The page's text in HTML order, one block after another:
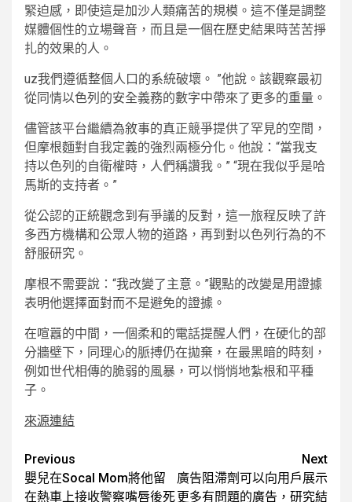
緊迫感，即使這是加沙人類痛苦的規模。這不僅是調整
媒體個性的立場聲音，而且是一個在歷史結果時苦苦掙
扎的效果的人。
uz我們遵循整個人口的系統破壞。 ”他說。該觀察最初
從同情以色列的安全義務的數字中帶來了更多的重量。
儘管該平台繼續為敘事的真正競爭提供了罕見的空間，
但摩根麵對自我定義的強烈兩極分化。他說：“當我支
持以色列的自衛權時，人們稱讚我。” “現在我似乎是哈
馬斯的支持者。”
從公認的正統觀念到有爭議的反對，這一旅程反映了許
多西方機構和公眾人物的道路，再到對以色列行為的不
舒服研究。
摩根不需要說：“我改變了主意。”觀點的改變是用證據
表明他選擇面對而不是避免的證據。
在喧囂的中間，一個柔和的電話提醒人們，在硬化的部
分牆壁下，同理心的脈搏仍在拋棄，在最黑暗的時刻，
例如世代相傳的脆弱的風暴，可以悄悄地紮根和平種
子。
來源連結
Post
navigation
Previous
嬰兒在Socal Mom將他留
在熱車上接收警察嘴唇後死
Next
廣告阻滯劑可以向用戶展示
更多有問題的廣告，研究結